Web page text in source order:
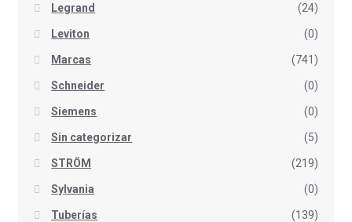
Legrand (24)
Leviton (0)
Marcas (741)
Schneider (0)
Siemens (0)
Sin categorizar (5)
STRÖM (219)
Sylvania (0)
Tuberías (139)